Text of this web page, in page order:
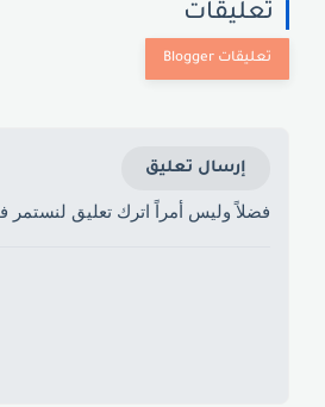
تعليقات
إرسال تعليق
فضلاً وليس أمراً اترك تعليق لنستمر